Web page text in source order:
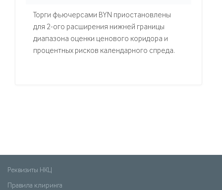
Торги фьючерсами BYN приостановлены
для 2-ого расширения нижней границы
диапазона оценки ценового коридора и
процентных рисков календарного спреда.
Реквизиты НКЦ
Правила клиринга